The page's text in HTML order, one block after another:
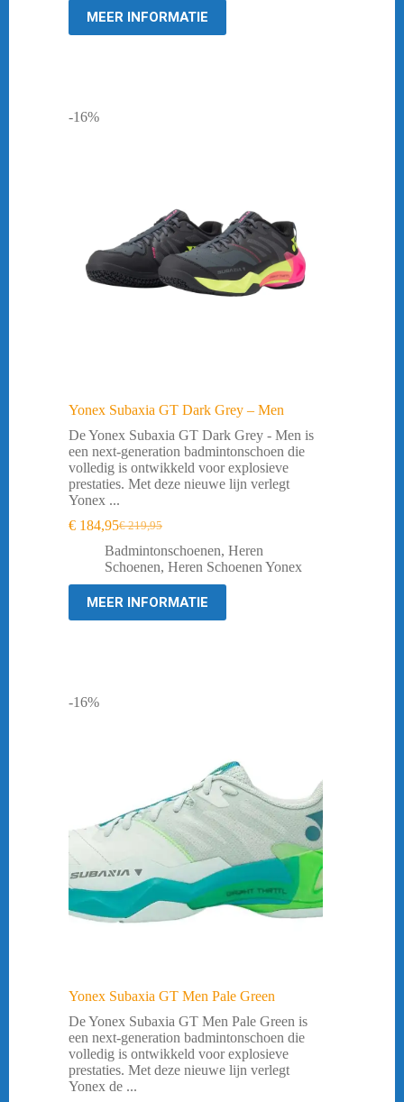
MEER INFORMATIE
-16%
Yonex Subaxia GT Dark Grey – Men
De Yonex Subaxia GT Dark Grey - Men is
een next-generation badmintonschoen die
volledig is ontwikkeld voor explosieve
prestaties. Met deze nieuwe lijn verlegt
Yonex ...
€219,95
Oorspronkelijke
prijs
was:
€ 219,95.
€ 184,95Huidige
prijs
is:
€ 184,95.
Badmintonschoenen, Heren
Schoenen, Heren Schoenen Yonex
MEER INFORMATIE
-16%
Yonex Subaxia GT Men Pale Green
De Yonex Subaxia GT Men Pale Green is
een next-generation badmintonschoen die
volledig is ontwikkeld voor explosieve
prestaties. Met deze nieuwe lijn verlegt
Yonex de ...